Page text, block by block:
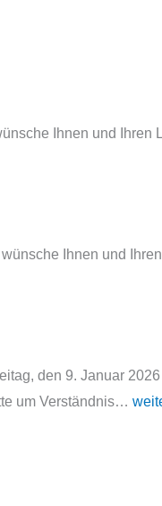
Ihnen und Ihren
Ihnen und
den 9. Januar
um Verständnis…